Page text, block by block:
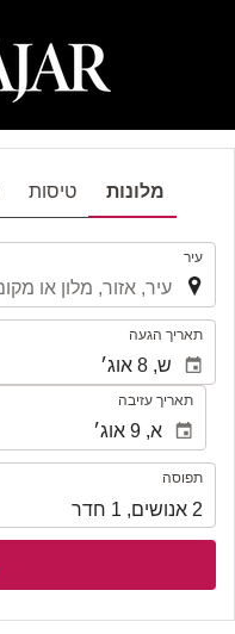
מלונות טיסות
עיר
תאריך הגעה
תאריך עזיבה
תפוסה
תפוסה
2 אנושים,
1 חדר